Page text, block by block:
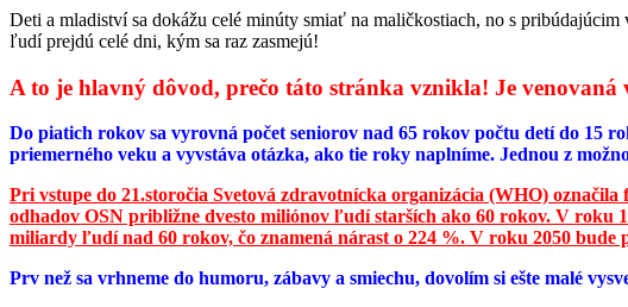
Deti a mladiství sa dokážu celé minúty smiať na maličkostiach, no s
ľudí prejdú celé dni, kým sa raz zasmejú!
A to je hlavný dôvod, prečo táto stránka vznikla! Je venovaná
Do piatich rokov sa vyrovná počet seniorov nad 65 rokov počtu detí do 15
priemerného veku a vyvstáva otázka, ako tie roky naplníme. Jednou z
Pri vstupe do 21.storočia Svetová zdravotnícka organizácia (WHO)
odhadov OSN približne dvesto miliónov ľudí starších ako 60 rokov. V roku
miliardy ľudí nad 60 rokov, čo znamená nárast o 224 %. V roku 2050 bude
Prv než sa vrhneme do humoru, zábavy a smiechu, dovolím si ešte malé